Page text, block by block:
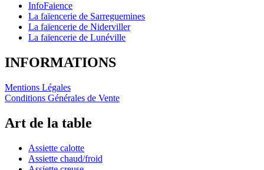
InfoFaience
La faïencerie de Sarreguemines
La faïencerie de Niderviller
La faïencerie de Lunéville
INFORMATIONS
Mentions Légales
Conditions Générales de Vente
Art de la table
Assiette calotte
Assiette chaud/froid